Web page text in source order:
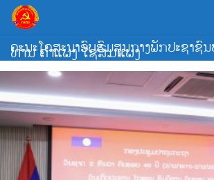
Skip
content
ຄະນະໂຄສະນາອົບຮົມສູນກາງພັກປະຊາຊົ
ທ່ານ ຄໍາແພງ ໄຊສົມແພງ